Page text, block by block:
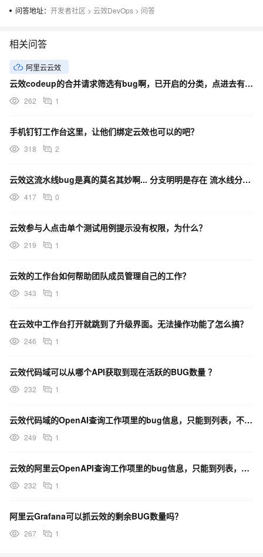
问答地址： 开发者社区 > 云效DevOps > 问答
相关问答
阿里云云效
云效codeup的合并请求筛选有bug啊，已开启的分类，点进去有很多都是已关闭的怎么回事？
262 1
手机钉钉工作台这里，让他们绑定云效也可以的吧？
318 2
云效这流水线bug是真的莫名其妙啊... 分支明明是存在 流水线分支管理器报不存在？
417 0
云效参与人点击单个测试用例提示没有权限，为什么？
219 1
云效的工作台如何帮助团队成员管理自己的工作？
343 1
在云效中工作台打开就跳到了升级界面。无法操作功能了怎么搞？
246 1
云效代码域可以从哪个API获取到现在活跃的BUG数量 ？
232 1
云效代码域的OpenAI查询工作项里的bug信息，只能到列表，不能查询数量对吗？
249 1
云效的阿里云OpenAPI查询工作项里的bug信息，只能到列表，不能查询数量对吗？
232 1
阿里云Grafana可以抓云效的剩余BUG数量吗？
267 1